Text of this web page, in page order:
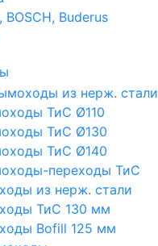
Buderus
из нерж. стали
ТиС Ø110
ТиС Ø130
ТиС Ø140
переходы ТиС
из нерж. стали
ТиС 130 мм
Bofill 125 мм